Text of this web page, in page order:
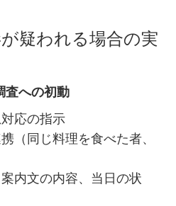
疑われる場合の実
への初動
応の指示
（同じ料理を食べた者、
内文の内容、当日の状